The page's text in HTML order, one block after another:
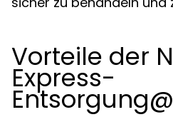
Vorteile der
Express-